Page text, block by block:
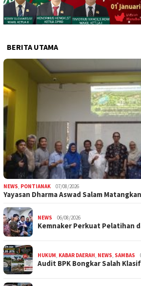
BERITA UTAMA
NEWS, PONTIANAK 07/08/2026
Yayasan Dharma Aswad Salam
NEWS 06/08/2026
Kemnaker Perkuat Pelatihan
HUKUM, KABAR DAERAH, NEWS, SAMBAS
Audit BPK Bongkar Salah